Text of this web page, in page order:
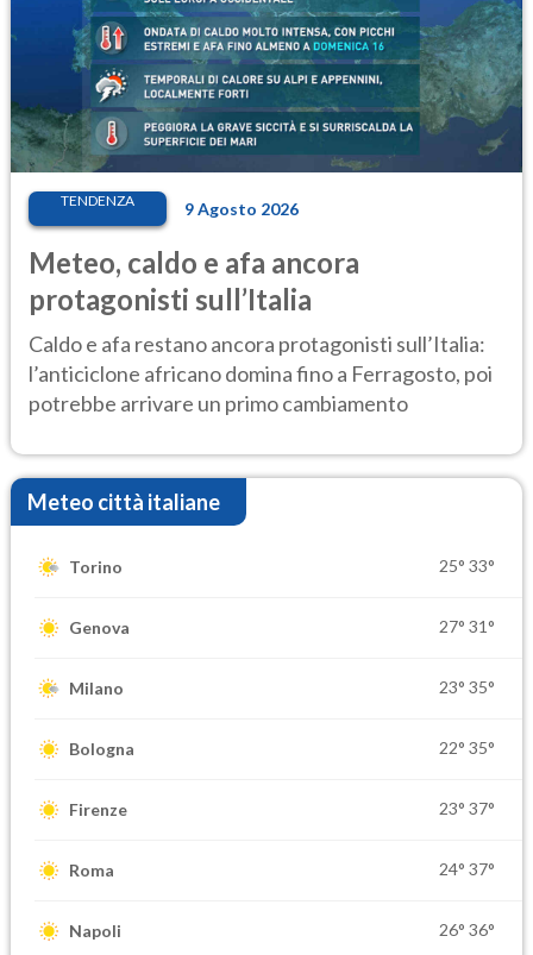
TENDENZA 9 Agosto 2026
Meteo, caldo e afa ancora
protagonisti sull’Italia
Caldo e afa restano ancora protagonisti sull’Italia:
l’anticiclone africano domina fino a Ferragosto, poi
potrebbe arrivare un primo cambiamento
Meteo città italiane
Torino 25° 33°
Genova 27° 31°
Milano 23° 35°
Bologna 22° 35°
Firenze 23° 37°
Roma 24° 37°
Napoli 26° 36°